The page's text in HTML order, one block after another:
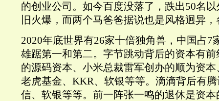
的创业公司。如今百度没落了，跌出50名
旧火爆，而两个马爸爸据说也是风格迥异
2020年底世界有26家十倍独角兽，中国占7
雄踞第一和第二。字节跳动背后的资本有
的源码资本、小米总裁雷军创办的顺为资
老虎基金、KKR、软银等等。滴滴背后有
信、软银等等。前一阵张一鸣的退休是资